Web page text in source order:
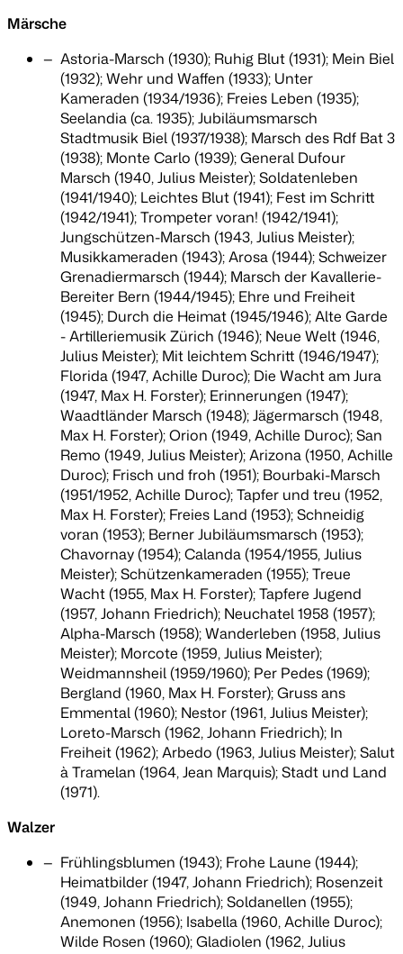
Märsche
Astoria-Marsch (1930); Ruhig Blut (1931); Mein Biel
(1932); Wehr und Waffen (1933); Unter
Kameraden (1934/1936); Freies Leben (1935);
Seelandia (ca. 1935); Jubiläumsmarsch
Stadtmusik Biel (1937/1938); Marsch des Rdf Bat 3
(1938); Monte Carlo (1939); General Dufour
Marsch (1940, Julius Meister); Soldatenleben
(1941/1940); Leichtes Blut (1941); Fest im Schritt
(1942/1941); Trompeter voran! (1942/1941);
Jungschützen-Marsch (1943, Julius Meister);
Musikkameraden (1943); Arosa (1944); Schweizer
Grenadiermarsch (1944); Marsch der Kavallerie-
Bereiter Bern (1944/1945); Ehre und Freiheit
(1945); Durch die Heimat (1945/1946); Alte Garde
- Artilleriemusik Zürich (1946); Neue Welt (1946,
Julius Meister); Mit leichtem Schritt (1946/1947);
Florida (1947, Achille Duroc); Die Wacht am Jura
(1947, Max H. Forster); Erinnerungen (1947);
Waadtländer Marsch (1948); Jägermarsch (1948,
Max H. Forster); Orion (1949, Achille Duroc); San
Remo (1949, Julius Meister); Arizona (1950, Achille
Duroc); Frisch und froh (1951); Bourbaki-Marsch
(1951/1952, Achille Duroc); Tapfer und treu (1952,
Max H. Forster); Freies Land (1953); Schneidig
voran (1953); Berner Jubiläumsmarsch (1953);
Chavornay (1954); Calanda (1954/1955, Julius
Meister); Schützenkameraden (1955); Treue
Wacht (1955, Max H. Forster); Tapfere Jugend
(1957, Johann Friedrich); Neuchatel 1958 (1957);
Alpha-Marsch (1958); Wanderleben (1958, Julius
Meister); Morcote (1959, Julius Meister);
Weidmannsheil (1959/1960); Per Pedes (1969);
Bergland (1960, Max H. Forster); Gruss ans
Emmental (1960); Nestor (1961, Julius Meister);
Loreto-Marsch (1962, Johann Friedrich); In
Freiheit (1962); Arbedo (1963, Julius Meister); Salut
à Tramelan (1964, Jean Marquis); Stadt und Land
(1971).
Walzer
Frühlingsblumen (1943); Frohe Laune (1944);
Heimatbilder (1947, Johann Friedrich); Rosenzeit
(1949, Johann Friedrich); Soldanellen (1955);
Anemonen (1956); Isabella (1960, Achille Duroc);
Wilde Rosen (1960); Gladiolen (1962, Julius